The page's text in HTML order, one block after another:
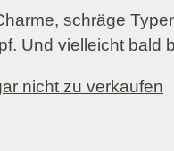
schräge
Und vielleicht bald